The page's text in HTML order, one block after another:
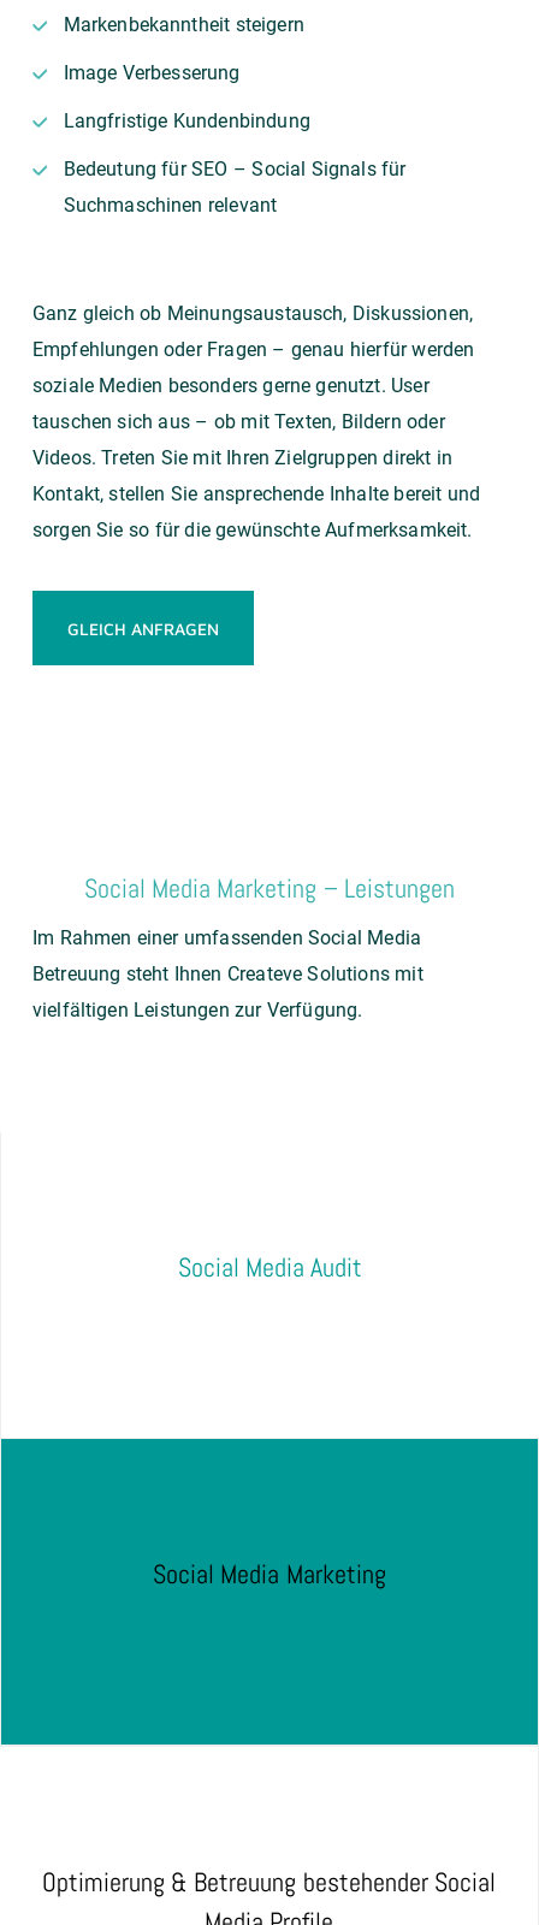
Markenbekanntheit steigern
Image Verbesserung
Langfristige Kundenbindung
Bedeutung für SEO – Social Signals für
Suchmaschinen relevant
Ganz gleich ob Meinungsaustausch, Diskussionen,
Empfehlungen oder Fragen – genau hierfür werden
soziale Medien besonders gerne genutzt. User
tauschen sich aus – ob mit Texten, Bildern oder
Videos. Treten Sie mit Ihren Zielgruppen direkt in
Kontakt, stellen Sie ansprechende Inhalte bereit und
sorgen Sie so für die gewünschte Aufmerksamkeit.
GLEICH ANFRAGEN
Social Media Marketing – Leistungen
Im Rahmen einer umfassenden Social Media
Betreuung steht Ihnen Createve Solutions mit
vielfältigen Leistungen zur Verfügung.
Social Media Audit
Social Media Marketing
Optimierung & Betreuung bestehender Social